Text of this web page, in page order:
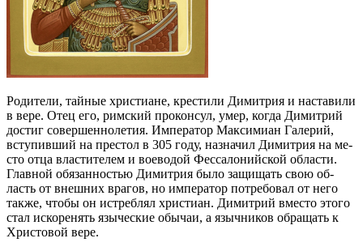
Ро­ди­те­ли, тай­ные хри­сти­ане, кре­сти­ли Димитрия и на­ста­ви­ли
в ве­ре. Отец его, рим­ский про­кон­сул, умер, ко­гда Ди­мит­рий
до­стиг со­вер­шен­но­ле­тия. Им­пе­ра­тор Мак­си­ми­ан Га­ле­рий,
всту­пив­ший на пре­стол в 305 го­ду, на­зна­чил Ди­мит­рия на ме­
сто от­ца вла­сти­те­лем и во­е­во­дой Фес­са­ло­ний­ской об­ла­сти.
Глав­ной обя­зан­но­стью Ди­мит­рия бы­ло за­щи­щать свою об­
ласть от внеш­них вра­гов, но им­пе­ра­тор по­тре­бо­вал от него
так­же, чтобы он ис­треб­лял хри­сти­ан. Ди­мит­рий вме­сто это­го
стал ис­ко­ре­нять язы­че­ские обы­чаи, а языч­ни­ков об­ра­щать к
Хри­сто­вой ве­ре.